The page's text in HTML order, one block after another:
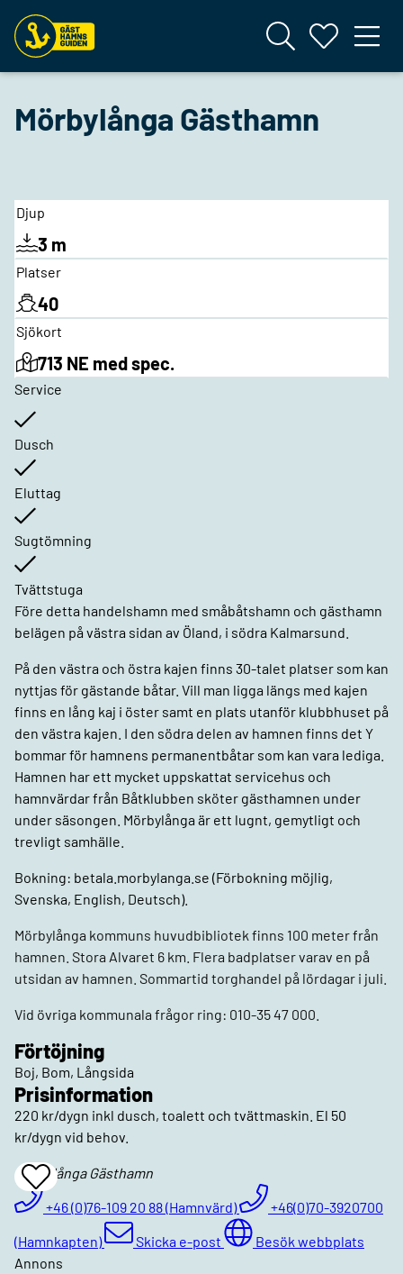
Mörbylånga Gästhamn
Djup
3 m
Platser
40
Sjökort
713 NE med spec.
Service
Dusch
Eluttag
Sugtömning
Tvättstuga
Före detta handelshamn med småbåtshamn och gästhamn
belägen på västra sidan av Öland, i södra Kalmarsund.
På den västra och östra kajen finns 30-talet platser som kan
nyttjas för gästande båtar. Vill man ligga längs med kajen
finns en lång kaj i öster samt en plats utanför klubbhuset på
den västra kajen. I den södra delen av hamnen finns det Y
bommar för hamnens permanentbåtar som kan vara lediga.
Hamnen har ett mycket uppskattat servicehus och
hamnvärdar från Båtklubben sköter gästhamnen under
under säsongen. Mörbylånga är ett lugnt, gemytligt och
trevligt samhälle.
Bokning: betala.morbylanga.se (Förbokning möjlig,
Svenska, English, Deutsch).
Mörbylånga kommuns huvudbibliotek finns 100 meter från
hamnen. Stora Alvaret 6 km. Flera badplatser varav en på
utsidan av hamnen. Sommartid torghandel på lördagar i juli.
Vid övriga kommunala frågor ring: 010-35 47 000.
Förtöjning
Boj, Bom, Långsida
Prisinformation
220 kr/dygn inkl dusch, toalett och tvättmaskin. El 50
kr/dygn vid behov.
Add
To
Favrites
Mörbylånga Gästhamn
+46 (0)76-109 20 88 (Hamnvärd)
+46(0)70-3920700
(Hamnkapten)
Skicka e-post
Besök webbplats
Annons